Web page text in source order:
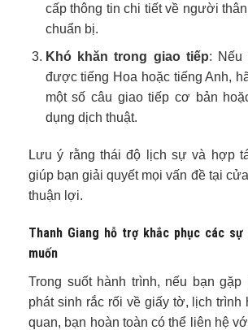
cấp thông tin chi tiết về người
chuẩn bị.
Khó khăn trong giao tiếp: Nếu
được tiếng Hoa hoặc tiếng Anh,
một số câu giao tiếp cơ bản
dụng dịch thuật.
Lưu ý rằng thái độ lịch sự và hợp
giúp bạn giải quyết mọi vấn đề tại
thuận lợi.
Thanh Giang hỗ trợ khắc phục các sự
muốn
Trong suốt hành trình, nếu bạn gặp
phát sinh rắc rối về giấy tờ, lịch trình
quan, bạn hoàn toàn có thể liên hệ